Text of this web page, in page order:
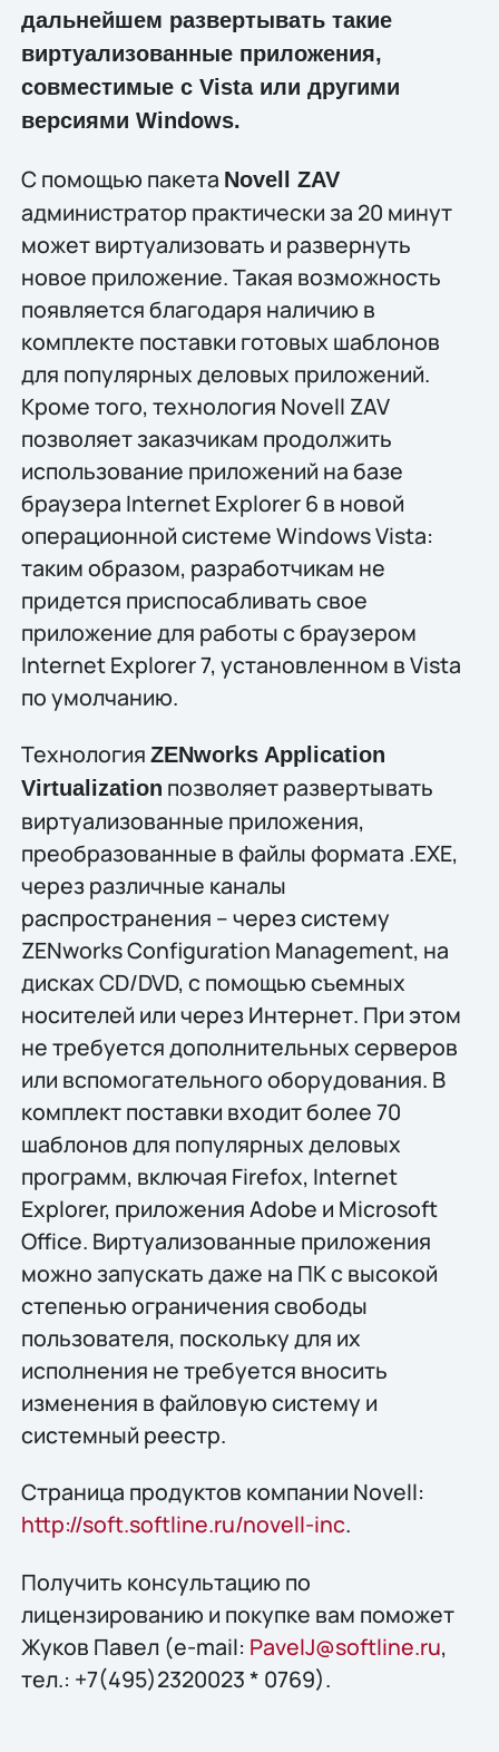
дальнейшем развертывать такие
виртуализованные приложения,
совместимые с Vista или другими
версиями Windows.
С помощью пакета Novell ZAV
администратор практически за 20 минут
может виртуализовать и развернуть
новое приложение. Такая возможность
появляется благодаря наличию в
комплекте поставки готовых шаблонов
для популярных деловых приложений.
Кроме того, технология Novell ZAV
позволяет заказчикам продолжить
использование приложений на базе
браузера Internet Explorer 6 в новой
операционной системе Windows Vista:
таким образом, разработчикам не
придется приспосабливать свое
приложение для работы с браузером
Internet Explorer 7, установленном в Vista
по умолчанию.
Технология ZENworks Application
Virtualization позволяет развертывать
виртуализованные приложения,
преобразованные в файлы формата .EXE,
через различные каналы
распространения – через систему
ZENworks Configuration Management, на
дисках CD/DVD, с помощью съемных
носителей или через Интернет. При этом
не требуется дополнительных серверов
или вспомогательного оборудования. В
комплект поставки входит более 70
шаблонов для популярных деловых
программ, включая Firefox, Internet
Explorer, приложения Adobe и Microsoft
Office. Виртуализованные приложения
можно запускать даже на ПК с высокой
степенью ограничения свободы
пользователя, поскольку для их
исполнения не требуется вносить
изменения в файловую систему и
системный реестр.
Страница продуктов компании Novell:
http://soft.softline.ru/novell-inc.
Получить конcультацию по
лицензированию и покупке вам поможет
Жуков Павел (e-mail: PavelJ@softline.ru,
тел.: +7(495)2320023 * 0769).